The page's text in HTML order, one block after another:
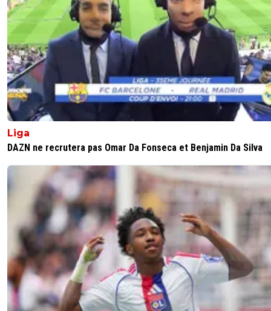
Liga
DAZN ne recrutera pas Omar Da Fonseca et Benjamin Da Silva